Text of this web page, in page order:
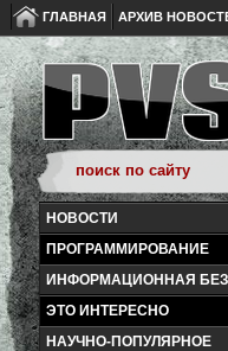
ГЛАВНАЯ АРХИВ
НОВОСТИ
ПРОГРАММИРОВАНИЕ
ИНФОРМАЦИОННАЯ
ЭТО ИНТЕРЕСНО
НАУЧНО-ПОПУЛЯРНОЕ